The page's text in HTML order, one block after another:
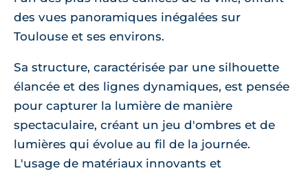
des vues panoramiques inégalées sur
Toulouse et ses environs.
Sa structure, caractérisée par une silhouette
élancée et des lignes dynamiques, est pensée
pour capturer la lumière de manière
spectaculaire, créant un jeu d'ombres et de
lumières qui évolue au fil de la journée.
L'usage de matériaux innovants et